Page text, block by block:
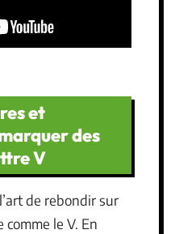
et
des
V
de rebondir sur
le V. En